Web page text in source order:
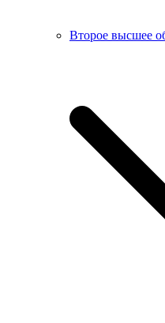
Второе высшее